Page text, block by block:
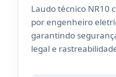
Laudo técnico NR10
por engenheiro
garantindo
legal e